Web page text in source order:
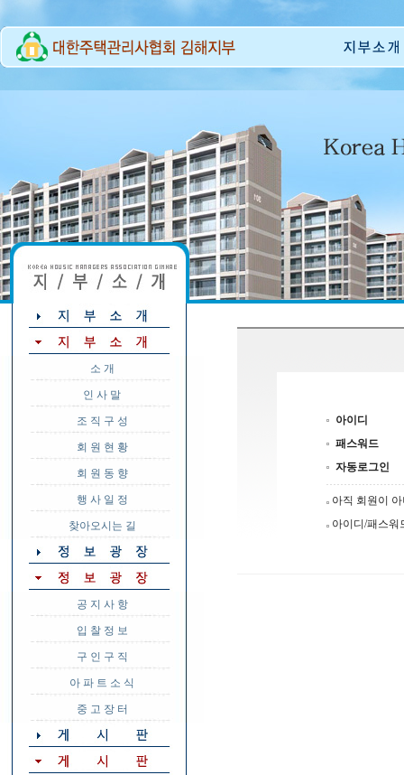
소 개
인 사 말
조 직 구 성
회 원 현 황
회 원 동 향
행 사 일 정
찾아오시는 길
공 지 사 항
입 찰 정 보
구 인 구 직
아 파 트 소 식
중 고 장 터
아이디
패스워드
자동로그인
아직 회원이
아이디/패스